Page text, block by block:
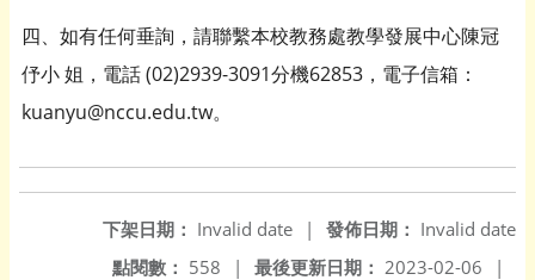
四、如有任何垂詢，請聯繫本校教務處教學發展中心陳冠
伃小 姐，電話 (02)2939-3091分機62853，電子信箱：
kuanyu@nccu.edu.tw。
發佈日期： Invalid date
下架日期： Invalid date
|
最後更新日期： 2023-02-06 |
點閱數： 558 |